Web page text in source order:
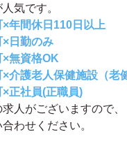
気です。
年間休日110日以上
日勤のみ
無資格OK
介護老人保健施設（老
正社員(正職員)
人がございますので
わせください。